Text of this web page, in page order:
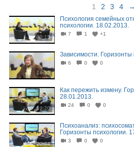
1 2 3 4 →
20:15
Психология семейных
психологии. 18.02.2013.
7 1 +1
19:55
Зависимости. Горизонты
6 0 0
19:20
Как пережить измену.
28.01.2013.
24 0 0
20:44
Психоанализ:
Горизонты психологии.
3 0 0